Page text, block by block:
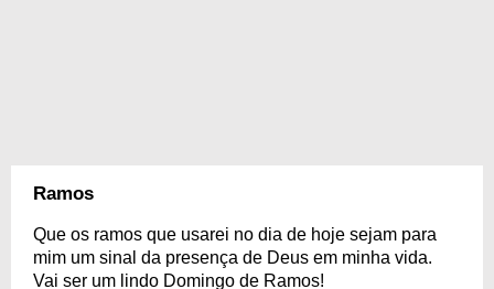
Ramos
Que os ramos que usarei no dia de hoje sejam para
mim um sinal da presença de Deus em minha vida.
Vai ser um lindo Domingo de Ramos!